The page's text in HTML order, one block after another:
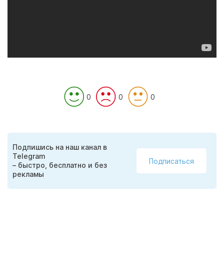
0 0 0
Подпишись на наш канал в
Telegram
– быстро, бесплатно и без
рекламы
Подписаться